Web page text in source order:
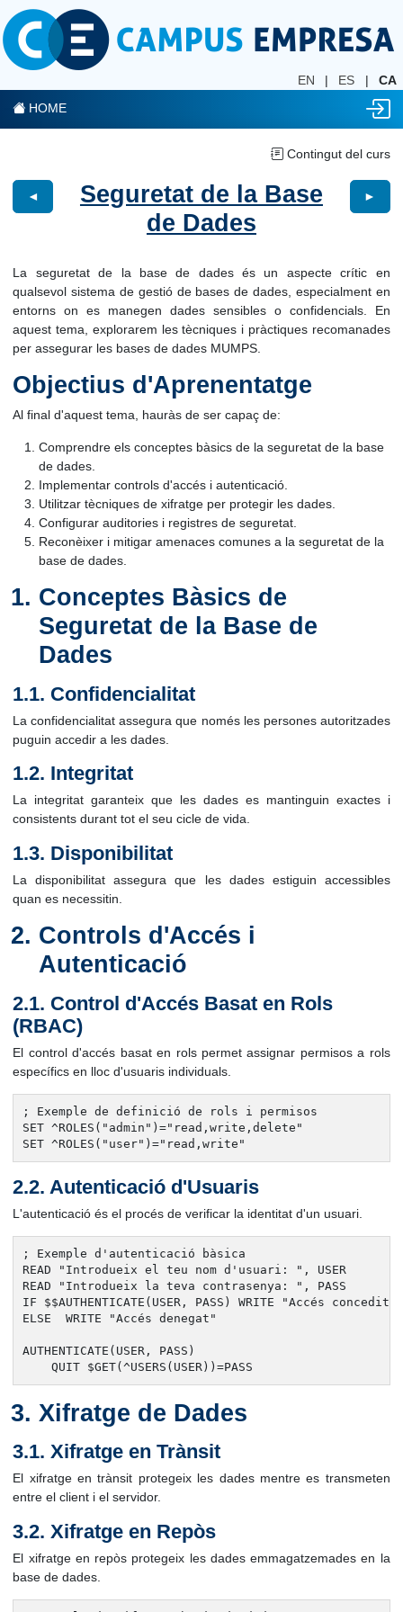
EN | ES |
CA
HOME
Contingut del curs
◄
Seguretat de la Base
de Dades
►
La seguretat de la base de dades és un aspecte crític en
qualsevol sistema de gestió de bases de dades, especialment en
entorns on es manegen dades sensibles o confidencials. En
aquest tema, explorarem les tècniques i pràctiques recomanades
per assegurar les bases de dades MUMPS.
Objectius d'Aprenentatge
Al final d'aquest tema, hauràs de ser capaç de:
Comprendre els conceptes bàsics de la seguretat de la base
de dades.
Implementar controls d'accés i autenticació.
Utilitzar tècniques de xifratge per protegir les dades.
Configurar auditories i registres de seguretat.
Reconèixer i mitigar amenaces comunes a la seguretat de la
base de dades.
Conceptes Bàsics de
Seguretat de la Base de
Dades
1.1. Confidencialitat
La confidencialitat assegura que només les persones autoritzades
puguin accedir a les dades.
1.2. Integritat
La integritat garanteix que les dades es mantinguin exactes i
consistents durant tot el seu cicle de vida.
1.3. Disponibilitat
La disponibilitat assegura que les dades estiguin accessibles
quan es necessitin.
Controls d'Accés i
Autenticació
2.1. Control d'Accés Basat en Rols
(RBAC)
El control d'accés basat en rols permet assignar permisos a rols
específics en lloc d'usuaris individuals.
; Exemple de definició de rols i permisos
SET ^ROLES("admin")="read,write,delete"
SET ^ROLES("user")="read,write"
2.2. Autenticació d'Usuaris
L'autenticació és el procés de verificar la identitat d'un usuari.
; Exemple d'autenticació bàsica
READ "Introdueix el teu nom d'usuari: ", USER
READ "Introdueix la teva contrasenya: ", PASS
IF $$AUTHENTICATE(USER, PASS) WRITE "Accés concedit"
ELSE  WRITE "Accés denegat"
AUTHENTICATE(USER, PASS)
    QUIT $GET(^USERS(USER))=PASS
Xifratge de Dades
3.1. Xifratge en Trànsit
El xifratge en trànsit protegeix les dades mentre es transmeten
entre el client i el servidor.
3.2. Xifratge en Repòs
El xifratge en repòs protegeix les dades emmagatzemades en la
base de dades.